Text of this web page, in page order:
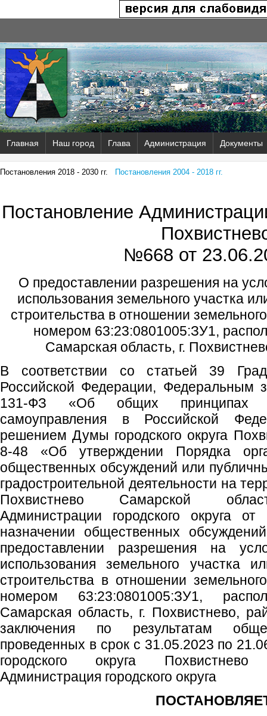
Главная Наш город Глава Администрация Документы
Постановления 2018 - 2030 гг. Постановления 2004 - 2018 гг.
Постановление
№668 от
О предоставлении разрешения на
использования земельного участка
строительства в отношении
номером 63:23:0801005:ЗУ1,
Самарская область, г.
В соответствии со статьей 39
Российской Федерации, Федеральным
131-ФЗ «Об общих принципах
самоуправления в Российской
решением Думы городского округа
8-48 «Об утверждении Порядка
общественных обсуждений или
градостроительной деятельности на
Похвистнево Самарской
Администрации городского
назначении общественных
предоставлении разрешения на
использования земельного участка
строительства в отношении
номером 63:23:0801005:ЗУ1,
Самарская область, г. Похвистнево,
заключения по результатам
проведенных в срок с 31.05.2023 по
городского округа
Администрация городского округа